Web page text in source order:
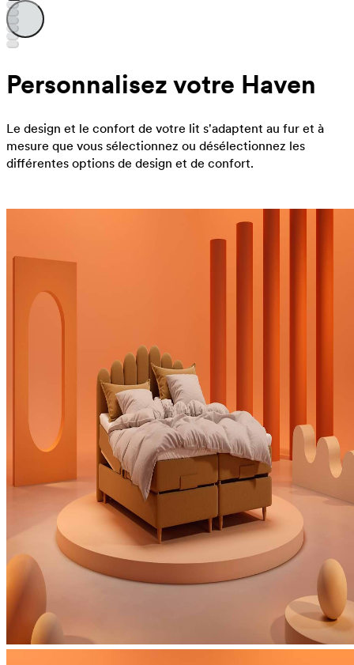
Personnalisez votre Haven
Le design et le confort de votre lit s'adaptent au fur et à
mesure que vous sélectionnez ou désélectionnez les
différentes options de design et de confort.